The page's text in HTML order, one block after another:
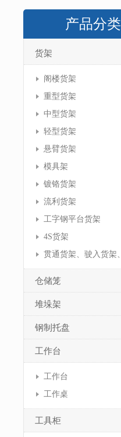
产品分类
货架
阁楼货架
重型货架
中型货架
轻型货架
悬臂货架
模具架
镀铬货架
流利货架
工字钢平台货架
4S货架
仓储笼
堆垛架
钢制托盘
工作台
工作台
工作桌
工具柜